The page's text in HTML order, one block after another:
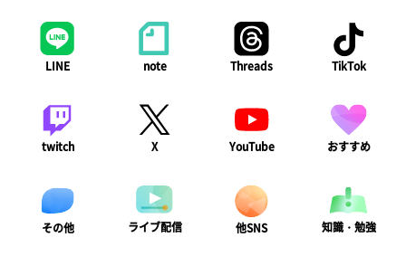
LINE note Threads TikTok
twitch X YouTube おすすめ
その他 ライブ配信 他SNS 知識・勉強